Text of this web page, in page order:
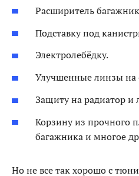
Расширитель
Подставку под
Электролебёдку.
Улучшенные линзы на
Защиту на радиатор и
Корзину из прочного
багажника и многое
Но не все так хорошо с